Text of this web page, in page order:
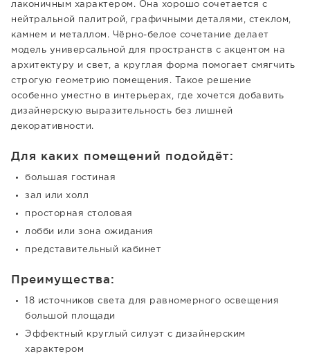
лаконичным характером. Она хорошо сочетается с
нейтральной палитрой, графичными деталями, стеклом,
камнем и металлом. Чёрно-белое сочетание делает
модель универсальной для пространств с акцентом на
архитектуру и свет, а круглая форма помогает смягчить
строгую геометрию помещения. Такое решение
особенно уместно в интерьерах, где хочется добавить
дизайнерскую выразительность без лишней
декоративности.
Для каких помещений подойдёт:
большая гостиная
зал или холл
просторная столовая
лобби или зона ожидания
представительный кабинет
Преимущества:
18 источников света для равномерного освещения
большой площади
Эффектный круглый силуэт с дизайнерским
характером